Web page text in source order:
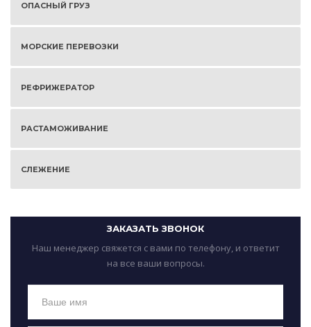
ОПАСНЫЙ ГРУЗ
МОРСКИЕ ПЕРЕВОЗКИ
РЕФРИЖЕРАТОР
РАСТАМОЖИВАНИЕ
СЛЕЖЕНИЕ
ЗАКАЗАТЬ ЗВОНОК
Наш менеджер свяжется с вами по телефону, и ответит
на все ваши вопросы.